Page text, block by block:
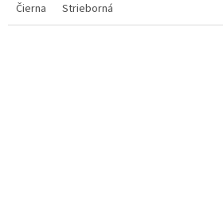
Čierna
Strieborná